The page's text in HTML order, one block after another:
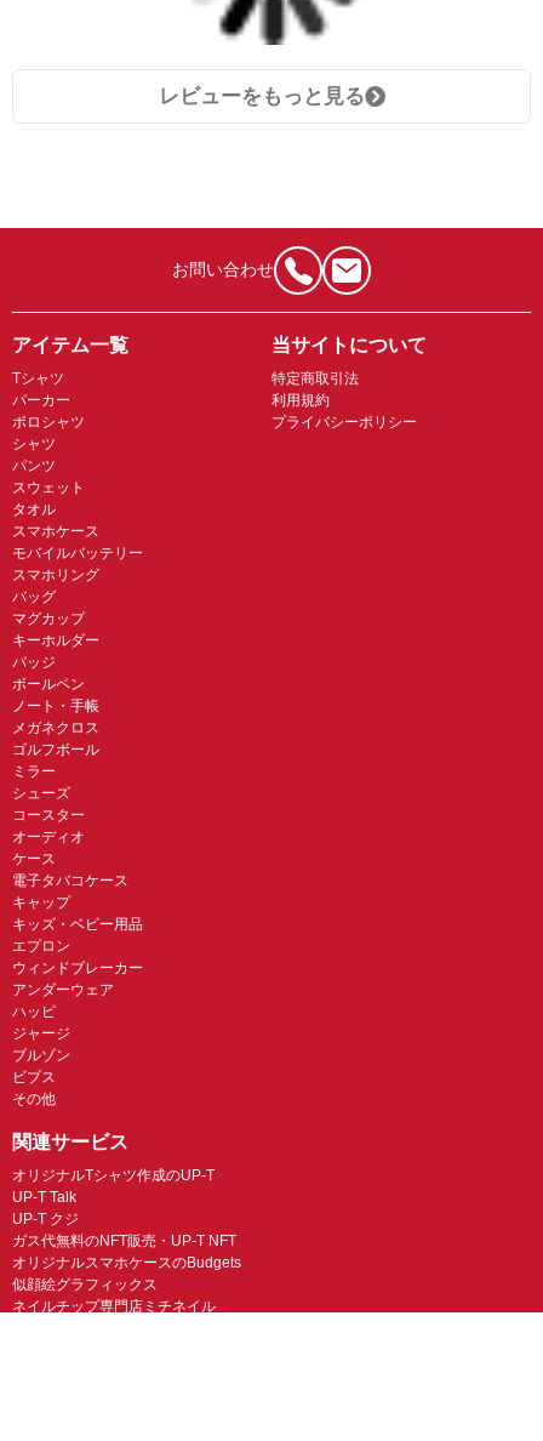
レビューをもっと見る
お問い合わせ
アイテム一覧
Tシャツ
パーカー
ポロシャツ
シャツ
パンツ
スウェット
タオル
スマホケース
モバイルバッテリー
スマホリング
バッグ
マグカップ
キーホルダー
バッジ
ボールペン
ノート・手帳
メガネクロス
ゴルフボール
ミラー
シューズ
コースター
オーディオ
ケース
電子タバコケース
キャップ
キッズ・ベビー用品
エプロン
ウィンドブレーカー
アンダーウェア
ハッピ
ジャージ
ブルゾン
ビブス
その他
当サイトについて
特定商取引法
利用規約
プライバシーポリシー
関連サービス
オリジナルTシャツ作成のUP-T
UP-T Talk
UP-T クジ
ガス代無料のNFT販売・UP-T NFT
オリジナルスマホケースのBudgets
似顔絵グラフィックス
ネイルチップ専門店ミチネイル